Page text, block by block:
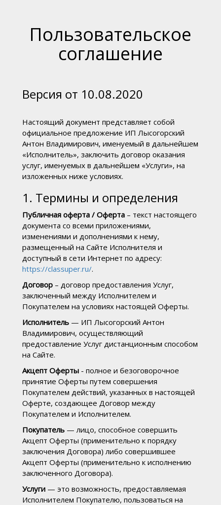
Пользовательское
соглашение
Версия от 10.08.2020
Настоящий документ представляет собой
официальное предложение ИП Лысогорский
Антон Владимирович, именуемый в дальнейшем
«Исполнитель», заключить договор оказания
услуг, именуемых в дальнейшем «Услуги», на
изложенных ниже условиях.
1. Термины и определения
Публичная оферта / Оферта– текст настоящего
документа со всеми приложениями,
изменениями и дополнениями к нему,
размещенный на Сайте Исполнителя и
доступный в сети Интернет по адресу:
https://classuper.ru/.
Договор– договор предоставления Услуг,
заключенный между Исполнителем и
Покупателем на условиях настоящей Оферты.
Исполнитель— ИП Лысогорский Антон
Владимирович, осуществляющий
предоставление Услуг дистанционным способом
на Сайте.
Акцепт Оферты- полное и безоговорочное
принятие Оферты путем совершения
Покупателем действий, указанных в настоящей
Оферте, создающее Договор между
Покупателем и Исполнителем.
Покупатель— лицо, способное совершить
Акцепт Оферты (применительно к порядку
заключения Договора) либо совершившее
Акцепт Оферты (применительно к исполнению
заключенного Договора).
Услуги— это возможность, предоставляемая
Исполнителем Покупателю, пользоваться на